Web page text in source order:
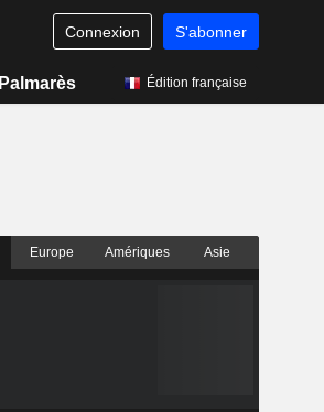
Connexion S'abonner
Palmarès Édition française
Europe Amériques Asie